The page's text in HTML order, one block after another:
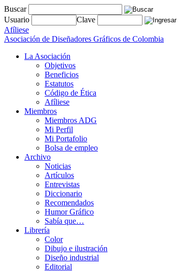
Buscar
Usuario
Clave
Afíliese
Asociación de Diseñadores Gráficos de Colombia
La Asociación
Objetivos
Beneficios
Estatutos
Código de Ética
Afíliese
Miembros
Miembros ADG
Mi Perfil
Mi Portafolio
Bolsa de empleo
Archivo
Noticias
Artículos
Entrevistas
Diccionario
Recomendados
Humor Gráfico
Sabía que…
Librería
Color
Dibujo e ilustración
Diseño industrial
Editorial